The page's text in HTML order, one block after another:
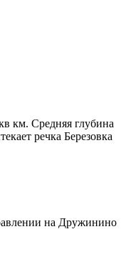
км. Средняя глубина
речка Березовка
на Дружинино